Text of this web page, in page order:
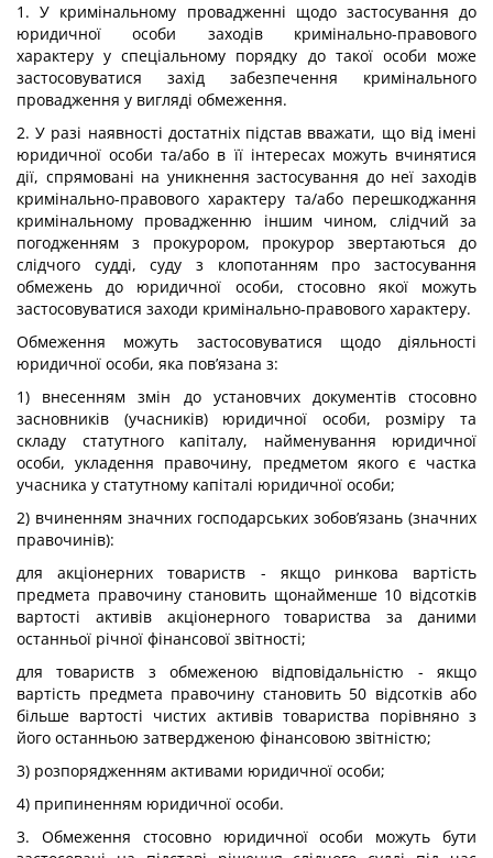
1. У кримінальному провадженні щодо застосування до
юридичної особи заходів кримінально-правового
характеру у спеціальному порядку до такої особи може
застосовуватися захід забезпечення кримінального
провадження у вигляді обмеження.
2. У разі наявності достатніх підстав вважати, що від імені
юридичної особи та/або в її інтересах можуть вчинятися
дії, спрямовані на уникнення застосування до неї заходів
кримінально-правового характеру та/або перешкоджання
кримінальному провадженню іншим чином, слідчий за
погодженням з прокурором, прокурор звертаються до
слідчого судді, суду з клопотанням про застосування
обмежень до юридичної особи, стосовно якої можуть
застосовуватися заходи кримінально-правового характеру.
Обмеження можуть застосовуватися щодо діяльності
юридичної особи, яка пов’язана з:
1) внесенням змін до установчих документів стосовно
засновників (учасників) юридичної особи, розміру та
складу статутного капіталу, найменування юридичної
особи, укладення правочину, предметом якого є частка
учасника у статутному капіталі юридичної особи;
2) вчиненням значних господарських зобов’язань (значних
правочинів):
для акціонерних товариств - якщо ринкова вартість
предмета правочину становить щонайменше 10 відсотків
вартості активів акціонерного товариства за даними
останньої річної фінансової звітності;
для товариств з обмеженою відповідальністю - якщо
вартість предмета правочину становить 50 відсотків або
більше вартості чистих активів товариства порівняно з
його останньою затвердженою фінансовою звітністю;
3) розпорядженням активами юридичної особи;
4) припиненням юридичної особи.
3. Обмеження стосовно юридичної особи можуть бути